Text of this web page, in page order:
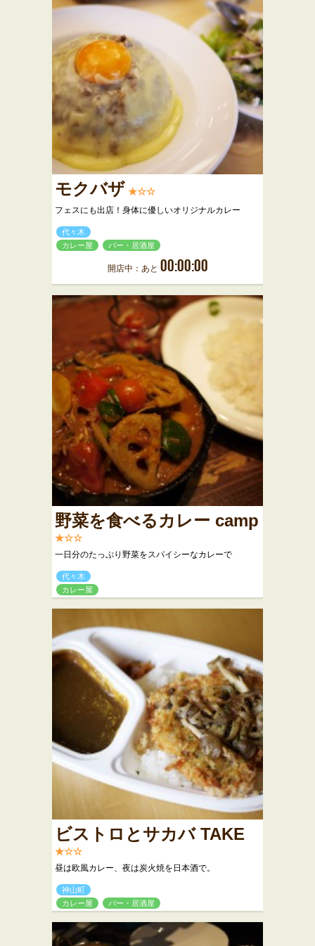
モクバザ ★☆☆
フェスにも出店！身体に優しいオリジナルカレー
代々木
カレー屋
バー・居酒屋
開店中：あと 00:00:00
野菜を食べるカレー camp
★☆☆
一日分のたっぷり野菜をスパイシーなカレーで
代々木
カレー屋
ビストロとサカバ TAKE
★☆☆
昼は欧風カレー、夜は炭火焼を日本酒で。
神山町
カレー屋
バー・居酒屋